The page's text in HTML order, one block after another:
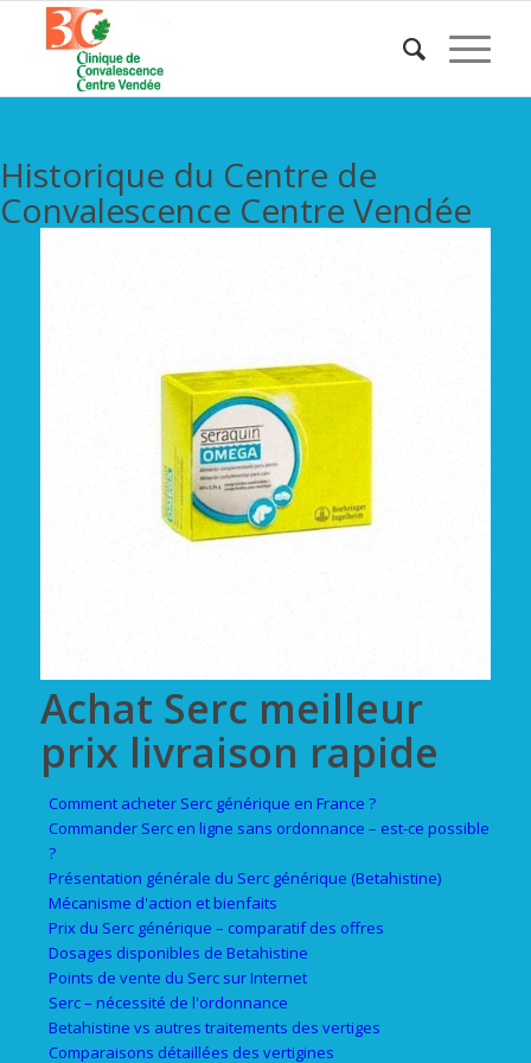
Historique du Centre de
Convalescence Centre Vendée
Achat Serc meilleur
prix livraison rapide
Comment acheter Serc générique en France ?
Commander Serc en ligne sans ordonnance – est-ce possible
?
Présentation générale du Serc générique (Betahistine)
Mécanisme d'action et bienfaits
Prix du Serc générique – comparatif des offres
Dosages disponibles de Betahistine
Points de vente du Serc sur Internet
Serc – nécessité de l'ordonnance
Betahistine vs autres traitements des vertiges
Comparaisons détaillées des vertigines